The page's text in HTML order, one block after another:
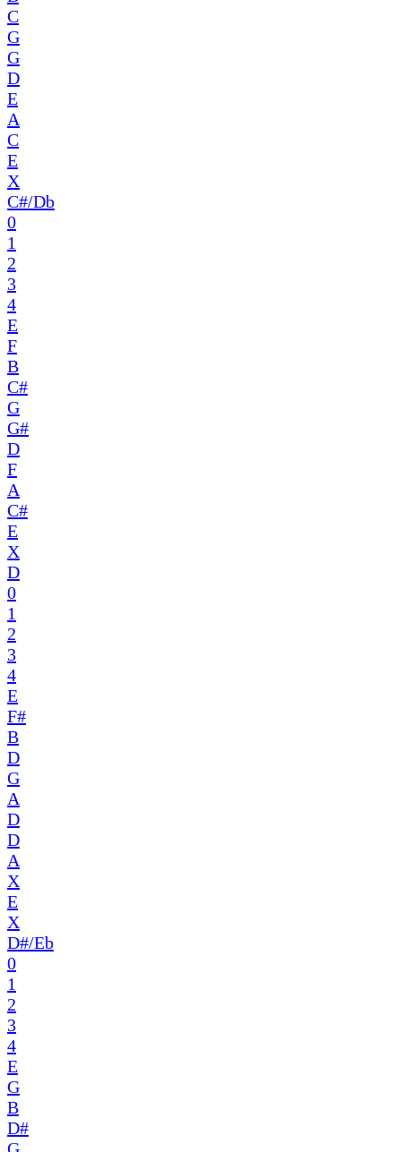
C
G
G
D
E
A
C
E
X
C#/Db
0
1
2
3
4
E
F
B
C#
G
G#
D
F
A
C#
E
X
D
0
1
2
3
4
E
F#
B
D
G
A
D
D
A
X
E
X
D#/Eb
0
1
2
3
4
E
G
B
D#